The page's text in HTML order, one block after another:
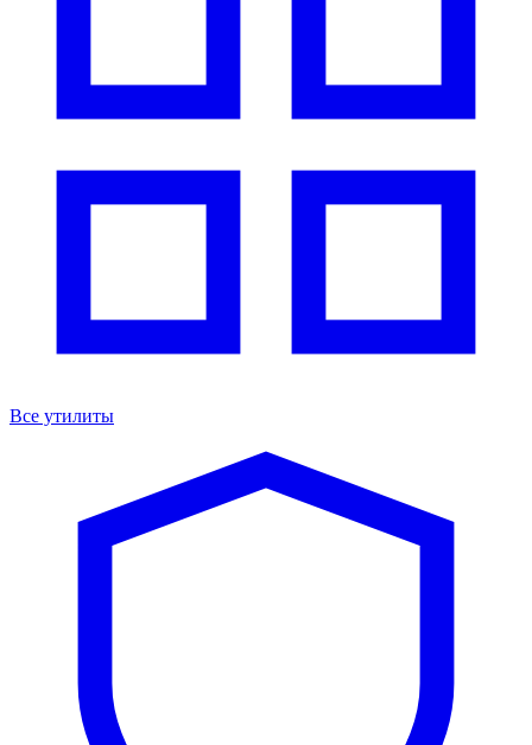
Все утилиты